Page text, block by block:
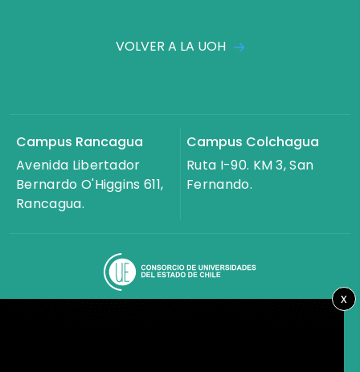
VOLVER A LA UOH
Campus Rancagua
Avenida Libertador
Bernardo O'Higgins 611,
Rancagua.
Campus Colchagua
Ruta I-90. KM 3, San
Fernando.
x